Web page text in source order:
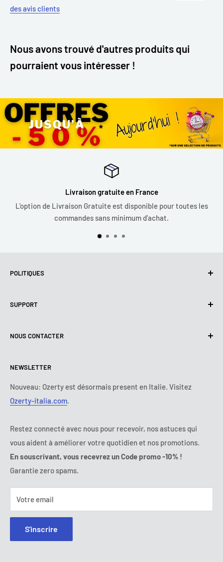
des avis clients
Nous avons trouvé d'autres produits qui
pourraient vous intéresser !
Livraison gratuite en France
L'option de Livraison Gratuite est disponible pour toutes les
commandes sans minimum d'achat.
POLITIQUES
Utilisation de cookies (RGPD)
Politique de livraison
Conditions de paiement
Termes et conditions d'abonnement
SUPPORT
Nous contacter
Mentions légales
FAQ
Règlement en Ligne des Litiges
NOUS CONTACTER
Mardi :9:00 - 18:00
Mercredi :9:00 - 18:00
Jeudi :
9:00 - 18:00
Samedi - Dimanche :
09 70 01 97 37
E-mail:
contact@ozerty-france.com
NEWSLETTER
Nouveau: Ozerty est désormais present en Italie. Visitez
Ozerty-italia.com
Restez connecté avec nous pour recevoir, nos astuces qui
vous aident à améliorer votre quotidien et nos promotions.
En souscrivant, vous recevrez un Code promo -10% !
Garantie zero spams.
Votre email
S'inscrire